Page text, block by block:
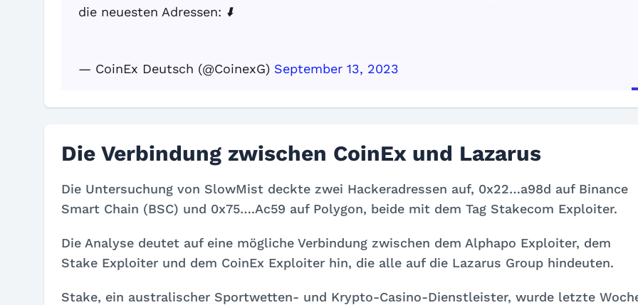
die neuesten Adressen: ⬇️
— CoinEx Deutsch (@CoinexG) September 13, 2023
Die Verbindung zwischen CoinEx und Lazarus
Die Untersuchung von SlowMist deckte zwei Hackeradressen auf, 0x22…a98d auf Binance
Smart Chain (BSC) und 0x75….Ac59 auf Polygon, beide mit dem Tag Stakecom Exploiter.
Die Analyse deutet auf eine mögliche Verbindung zwischen dem Alphapo Exploiter, dem
Stake Exploiter und dem CoinEx Exploiter hin, die alle auf die Lazarus Group hindeuten.
Stake, ein australischer Sportwetten- und Krypto-Casino-Dienstleister, wurde letzte